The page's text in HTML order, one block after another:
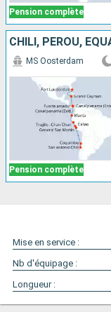
Pension complète
Pension complète
MS Oosterdam
Mise en service :
Nb d'équipage :
Longueur :